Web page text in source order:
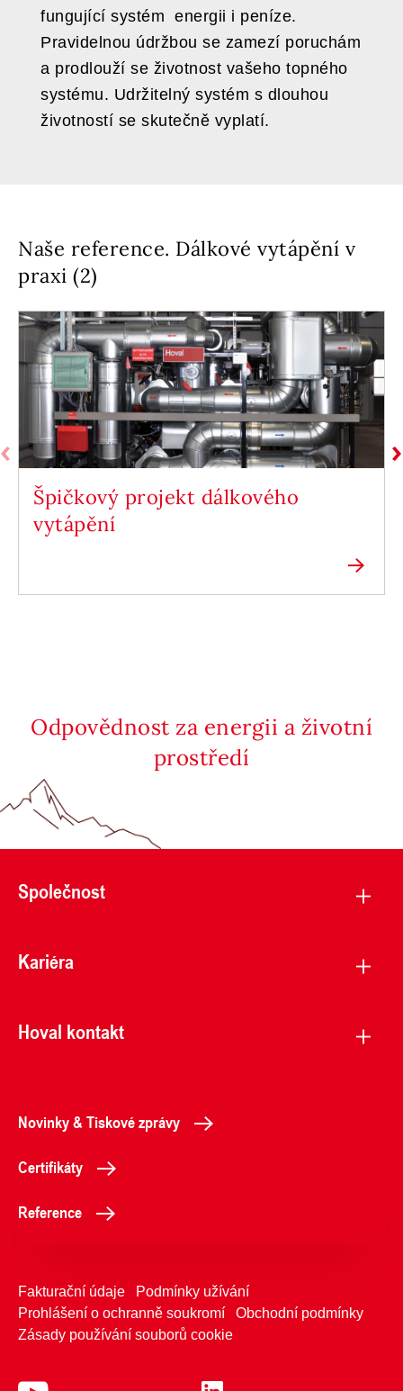
fungující systém energii i peníze.
Pravidelnou údržbou se zamezí poruchám
a prodlouží se životnost vašeho topného
systému. Udržitelný systém s dlouhou
životností se skutečně vyplatí.
Naše reference. Dálkové vytápění v
praxi (2)
Špičkový projekt dálkového
vytápění
Odpovědnost za energii a životní
prostředí
Společnost
Kariéra
Hoval kontakt
Novinky & Tiskové zprávy
Certifikáty
Reference
Fakturační údaje
Podmínky užívání
Prohlášení o ochranně soukromí
Obchodní podmínky
Zásady používání souborů cookie